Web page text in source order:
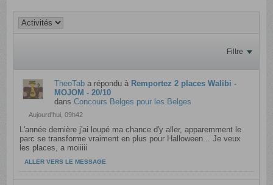
Filtre
TheoTab a répondu à Remportez 2 places Walibi -
MOJOM - 20/10
dansConcours Belges pour les Belges
Aujourd'hui, 09h42
L'année dernière j'ai loupé ma chance d'y aller, apparemment le
parc se transforme vraiment en plus pour Halloween... Je veux
les places, a moiiiii
ALLER VERS LE MESSAGE